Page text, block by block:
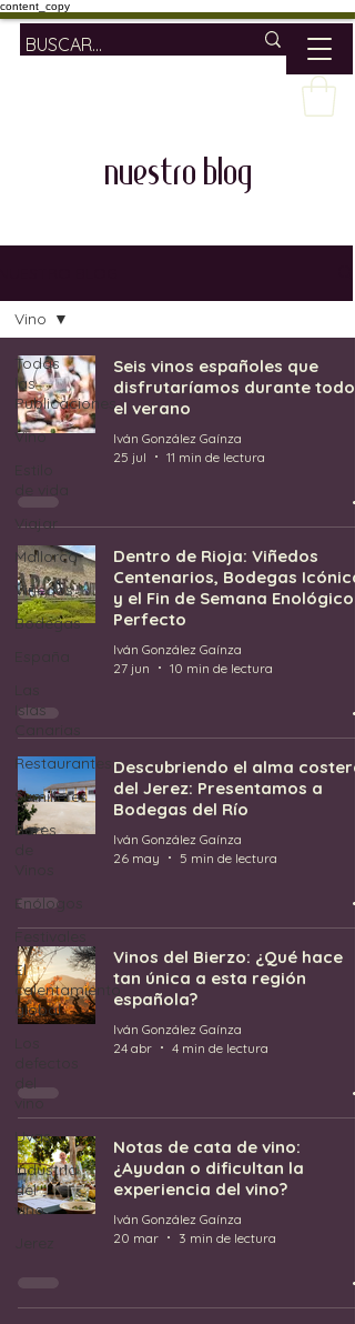
content_copy
nuestro blog
Todas
las
Publicaciones
Vino
Viajar
Mallorca
Viñedos
Bodegas
Islas
Restaurantes
Sumilleres
Bares
Enólogos
El
calentamiento
global
del
vino
Uvas
Industria
del
vino
Vino
Seis vinos españoles que
disfrutaríamos durante todo
el verano
Iván González Gaínza
25 jul
11 min de lectura
Dentro de Rioja: Viñedos
Centenarios, Bodegas
y el Fin de Semana Enológico
Perfecto
Iván González Gaínza
27 jun
10 min de lectura
Descubriendo el alma costera
del Jerez: Presentamos a
Bodegas del Río
Iván González Gaínza
26 may
5 min de lectura
Vinos del Bierzo: ¿Qué hace
tan única a esta región
española?
Iván González Gaínza
24 abr
4 min de lectura
Notas de cata de vino:
¿Ayudan o dificultan la
experiencia del vino?
Iván González Gaínza
20 mar
3 min de lectura